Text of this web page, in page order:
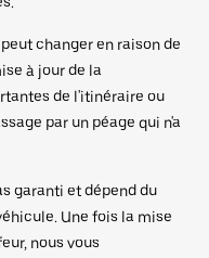
changer en raison de
à jour de la
de l'itinéraire ou
par un péage qui n'a
garanti et dépend du
Une fois la mise
nous vous